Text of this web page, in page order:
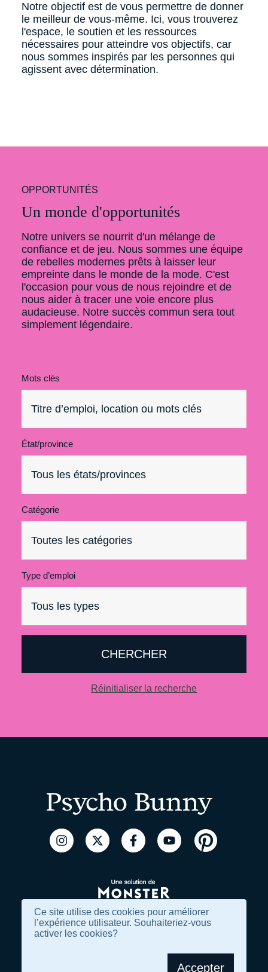
Ce site utilise des cookies pour améliorer
l’expérience utilisateur. Souhaiteriez-vous
activer les cookies?
Accepter
Notre objectif est de vous permettre de donner
le meilleur de vous-même. Ici, vous trouverez
l'espace, le soutien et les ressources
nécessaires pour atteindre vos objectifs, car
nous sommes inspirés par les personnes qui
agissent avec détermination.
OPPORTUNITÉS
Un monde d'opportunités
Notre univers se nourrit d'un mélange de
confiance et de jeu. Nous sommes une équipe
de rebelles modernes prêts à laisser leur
empreinte dans le monde de la mode. C'est
l'occasion pour vous de nous rejoindre et de
nous aider à tracer une voie encore plus
audacieuse. Notre succès commun sera tout
simplement légendaire.
Mots clés
État/province
Catégorie
Type d’emploi
CHERCHER
Réinitialiser la recherche
InstagramTwitter FacebookYouTube Pinterest
LIENS EXTERNES
Site corporatif